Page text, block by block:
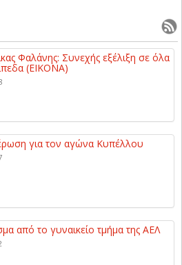
Φαλάνης: Συνεχής εξέλιξη σε όλα
(ΕΙΚΟΝΑ)
για τον αγώνα Κυπέλλου
από το γυναικείο τμήμα της ΑΕΛ